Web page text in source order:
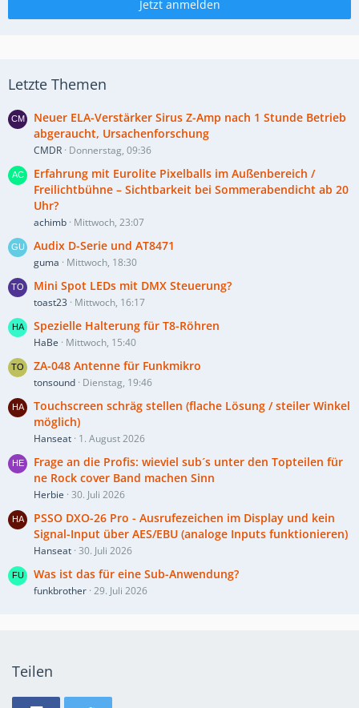
Jetzt anmelden
Letzte Themen
Neuer ELA-Verstärker Sirus Z-Amp nach 1 Stunde Betrieb
abgeraucht, Ursachenforschung
CMDR Donnerstag, 09:36
Erfahrung mit Eurolite Pixelballs im Außenbereich /
Freilichtbühne – Sichtbarkeit bei Sommerabendicht ab 20
Uhr?
achimb Mittwoch, 23:07
Audix D-Serie und AT8471
guma Mittwoch, 18:30
Mini Spot LEDs mit DMX Steuerung?
toast23 Mittwoch, 16:17
Spezielle Halterung für T8-Röhren
HaBe Mittwoch, 15:40
ZA-048 Antenne für Funkmikro
tonsound Dienstag, 19:46
Touchscreen schräg stellen (flache Lösung / steiler Winkel
möglich)
Hanseat 1. August 2026
Frage an die Profis: wieviel sub´s unter den Topteilen für
ne Rock cover Band machen Sinn
Herbie 30. Juli 2026
PSSO DXO-26 Pro - Ausrufezeichen im Display und kein
Signal-Input über AES/EBU (analoge Inputs funktionieren)
Hanseat 30. Juli 2026
Was ist das für eine Sub-Anwendung?
funkbrother 29. Juli 2026
Teilen